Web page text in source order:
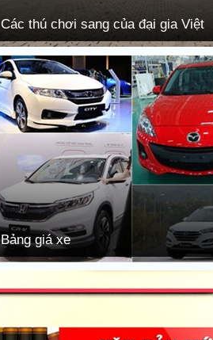
Các thú chơi sang của đại gia Việt
Bảng giá xe